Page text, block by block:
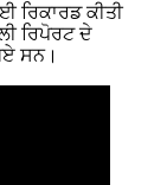
ਰਿਕਾਰਡ ਕੀਤੀ
ਰਿਪੋਰਟ ਦੇ
ਸਨ।